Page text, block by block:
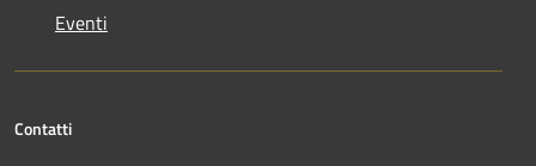
Eventi
Contatti